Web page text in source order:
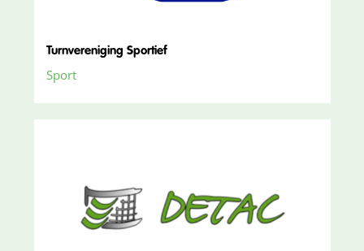
Turnvereniging Sportief
Sport